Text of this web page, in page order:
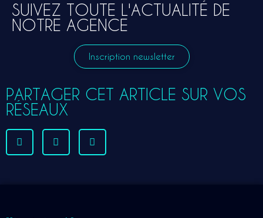
SUIVEZ TOUTE L'ACTUALITÉ DE
NOTRE AGENCE
Inscription newsletter
PARTAGER CET ARTICLE SUR VOS
RÉSEAUX